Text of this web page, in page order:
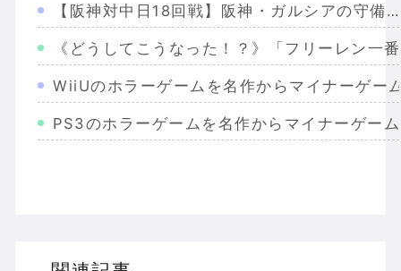
【阪神対中日18回戦】阪神・ガルシアの守備…
《どうしてこうなった！？》「フリーレン
WiiUのホラーゲームを名作からマイナーゲー
PS3のホラーゲームを名作からマイナーゲー